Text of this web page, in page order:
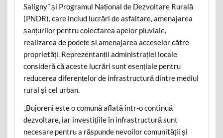
Saligny” și Programul Național de Dezvoltare Rurală
(PNDR), care includ lucrări de asfaltare, amenajarea
șanțurilor pentru colectarea apelor pluviale,
realizarea de podețe și amenajarea acceselor către
proprietăți. Reprezentanții administrației locale
consideră că aceste lucrări sunt esențiale pentru
reducerea diferențelor de infrastructură dintre mediul
rural și cel urban.
„Bujoreni este o comună aflată într-o continuă
dezvoltare, iar investițiile în infrastructură sunt
necesare pentru a răspunde nevoilor comunității și